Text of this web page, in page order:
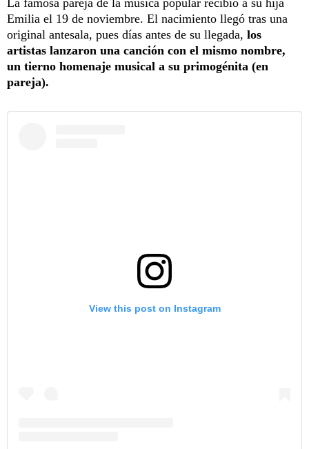
La famosa pareja de la música popular recibió a su hija
Emilia el 19 de noviembre. El nacimiento llegó tras una
original antesala, pues días antes de su llegada, los
artistas lanzaron una canción con el mismo nombre,
un tierno homenaje musical a su primogénita (en
pareja).
View this post on Instagram